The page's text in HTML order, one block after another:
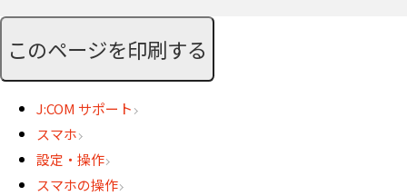
このページを印刷する
J:COM サポート
スマホ
設定・操作
スマホの操作